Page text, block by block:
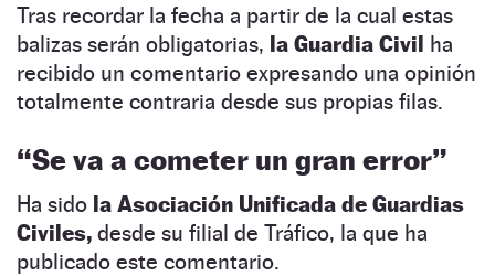
Tras recordar la fecha a partir de la cual estas
balizas serán obligatorias, la Guardia Civil ha
recibido un comentario expresando una opinión
totalmente contraria desde sus propias filas.
“Se va a cometer un gran error”
Ha sido la Asociación Unificada de Guardias
Civiles, desde su filial de Tráfico, la que ha
publicado este comentario.